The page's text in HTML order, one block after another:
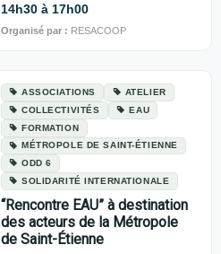
14h30 à 17h00
Organisé par : RESACOOP
ASSOCIATIONS
ATELIER
COLLECTIVITÉS
EAU
FORMATION
MÉTROPOLE DE SAINT-ÉTIENNE
ODD 6
SOLIDARITÉ INTERNATIONALE
“Rencontre EAU” à destination
des acteurs de la Métropole
de Saint-Étienne